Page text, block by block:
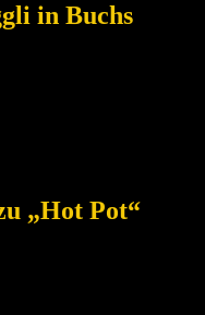
in Buchs
„Hot Pot“